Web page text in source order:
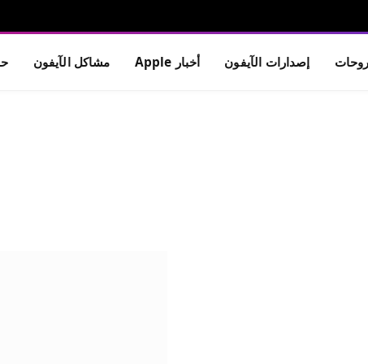
إصدارات الآيفون أخبار Apple مشاكل الآيفون